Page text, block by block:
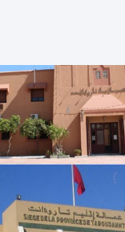
ضمن برامجها
الجبلية
عملية […]